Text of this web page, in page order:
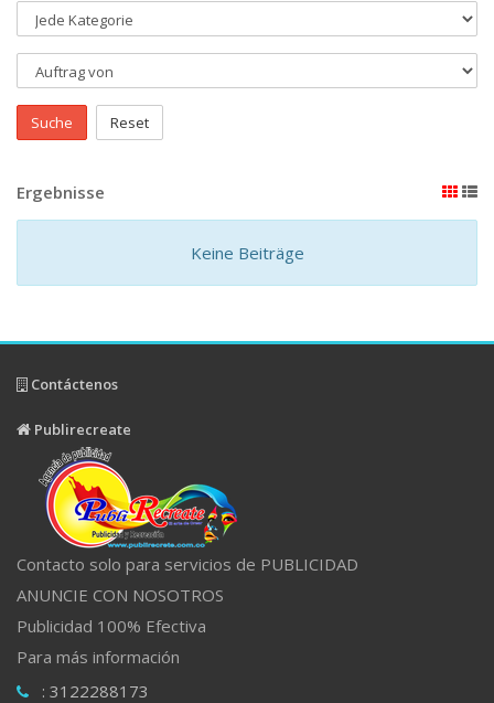
Suche Reset
Ergebnisse
Keine Beiträge
Contáctenos
Publirecreate
Contacto solo para servicios de PUBLICIDAD
ANUNCIE CON NOSOTROS
Publicidad 100% Efectiva
Para más información
: 3122288173